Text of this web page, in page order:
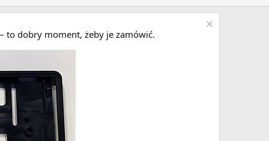
to dobry moment, żeby je zamówić.